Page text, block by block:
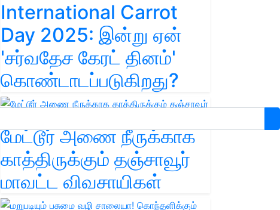
International Carrot
Day 2025: இன்று ஏன்
'சர்வதேச கேரட் தினம்'
கொண்டாடப்படுகிறது?
மேட்டூர் அணை நீருக்காக
காத்திருக்கும் தஞ்சாவூர்
மாவட்ட விவசாயிகள்